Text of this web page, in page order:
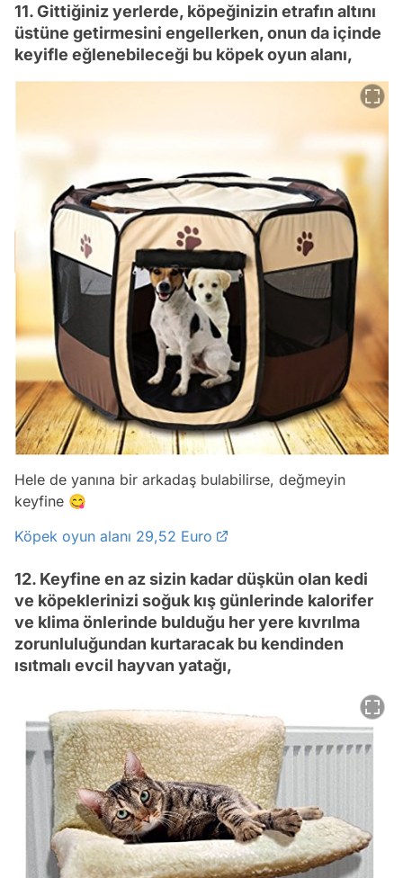
11. Gittiğiniz yerlerde, köpeğinizin etrafın altını
üstüne getirmesini engellerken, onun da içinde
keyifle eğlenebileceği bu köpek oyun alanı,
Hele de yanına bir arkadaş bulabilirse, değmeyin
keyfine 😋
Köpek oyun alanı 29,52 Euro
12. Keyfine en az sizin kadar düşkün olan kedi
ve köpeklerinizi soğuk kış günlerinde kalorifer
ve klima önlerinde bulduğu her yere kıvrılma
zorunluluğundan kurtaracak bu kendinden
ısıtmalı evcil hayvan yatağı,